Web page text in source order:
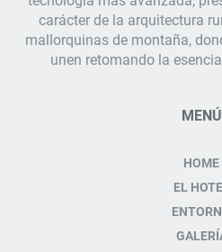
carácter de la arquitectura
mallorquinas de montaña,
unen retomando la
MENÚ
HOME
EL